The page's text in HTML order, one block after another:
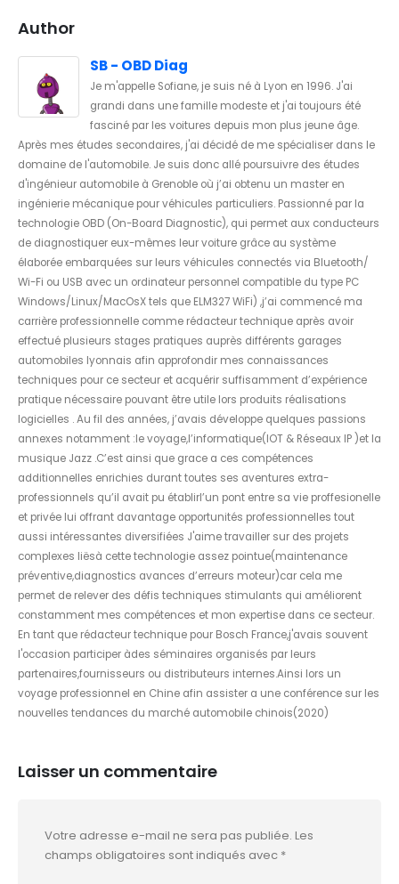
Author
SB - OBD Diag
Je m'appelle Sofiane, je suis né à Lyon en 1996. J'ai
grandi dans une famille modeste et j'ai toujours été
fasciné par les voitures depuis mon plus jeune âge.
Après mes études secondaires, j'ai décidé de me spécialiser dans le
domaine de l'automobile. Je suis donc allé poursuivre des études
d'ingénieur automobile à Grenoble où j’ai obtenu un master en
ingénierie mécanique pour véhicules particuliers. Passionné par la
technologie OBD (On-Board Diagnostic), qui permet aux conducteurs
de diagnostiquer eux-mêmes leur voiture grâce au système
élaborée embarquées sur leurs véhicules connectés via Bluetooth/
Wi-Fi ou USB avec un ordinateur personnel compatible du type PC
Windows/Linux/MacOsX tels que ELM327 WiFi) ,j’ai commencé ma
carrière professionnelle comme rédacteur technique après avoir
effectué plusieurs stages pratiques auprès différents garages
automobiles lyonnais afin approfondir mes connaissances
techniques pour ce secteur et acquérir suffisamment d’expérience
pratique nécessaire pouvant être utile lors produits réalisations
logicielles . Au fil des années, j’avais développe quelques passions
annexes notamment :le voyage,l’informatique(IOT & Réseaux IP )et la
musique Jazz .C’est ainsi que grace a ces compétences
additionnelles enrichies durant toutes ses aventures extra-
professionnels qu’il avait pu établirl’un pont entre sa vie proffesionelle
et privée lui offrant davantage opportunités professionnelles tout
aussi intéressantes diversifiées J'aime travailler sur des projets
complexes liësà cette technologie assez pointue(maintenance
préventive,diagnostics avances d’erreurs moteur)car cela me
permet de relever des défis techniques stimulants qui améliorent
constamment mes compétences et mon expertise dans ce secteur.
En tant que rédacteur technique pour Bosch France,j'avais souvent
l'occasion participer àdes séminaires organisés par leurs
partenaires,fournisseurs ou distributeurs internes.Ainsi lors un
voyage professionnel en Chine afin assister a une conférence sur les
nouvelles tendances du marché automobile chinois(2020)
Laisser un commentaire
Votre adresse e-mail ne sera pas publiée. Les
champs obligatoires sont indiqués avec *